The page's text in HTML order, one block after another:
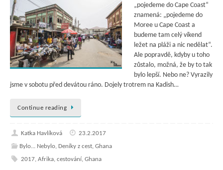
„pojedeme do Cape Coast“
znamená: „pojedeme do
Moree u Cape Coast a
budeme tam celý víkend
ležet na pláži a nic nedělat“.
Ale popravdě, kdyby u toho
zůstalo, možná, že by to tak
bylo lepší. Nebo ne? Vyrazily
jsme v sobotu před devátou ráno. Dojely trotrem na Kadish…
Continue reading
Katka Havlíková
23.2.2017
Bylo... Nebylo, Deníky z cest, Ghana
2017, Afrika, cestování, Ghana